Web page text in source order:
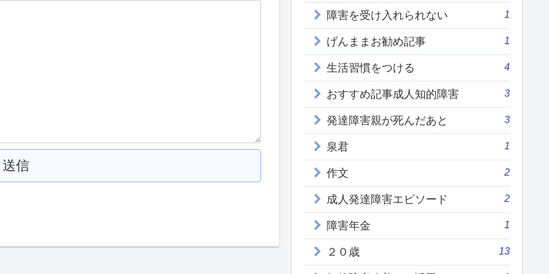
障害を受け入れられない 1
げんままお勧め記事 1
生活習慣をつける 4
おすすめ記事成人知的障害 3
発達障害親が死んだあと 3
泉君 1
作文 2
成人発達障害エピソード 2
障害年金 1
２０歳 13